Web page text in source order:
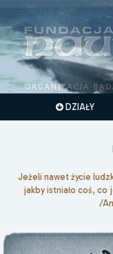
DZIAŁY
Jeżeli nawet życie
jakby istniało coś, co
/